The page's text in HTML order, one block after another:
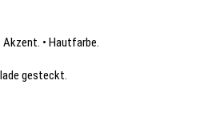
Akzent. • Hautfarbe.
gesteckt.